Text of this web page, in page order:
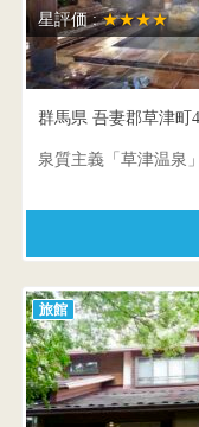
星評価 :★★★★
草津温泉
群馬県 吾妻郡草津町
泉質主義「草津温泉
旅館